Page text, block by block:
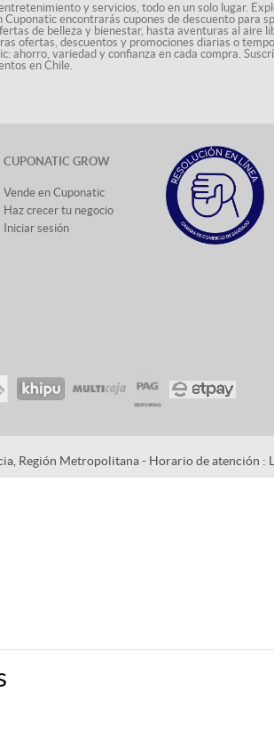
y servicios, todo en un solo lugar.
encontrarás cupones de descuento para
de belleza y bienestar, hasta aventuras al aire
ofertas, descuentos y promociones diarias o
ahorro, variedad y confianza en cada compra.
en Chile.
CUPONATIC GROW
Vende en Cuponatic
Haz crecer tu negocio
Iniciar sesión
Región Metropolitana - Horario de atención :